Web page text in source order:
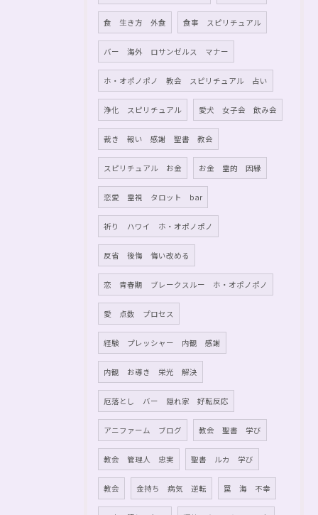
食 生き方 外食 食事 スピリチュアル
バー 海外 ロサンゼルス マナー
ホ・オポノポノ 教会 スピリチュアル 占い
浄化 スピリチュアル 愛犬 女子会 飲み会
裁き 報い 感謝 聖書 教会
スピリチュアル お金 お金 霊的 因縁
恋愛 霊視 タロット bar
祈り ハワイ ホ・オポノポノ
反省 後悔 悔い改める
恋 青春期 ブレークスルー ホ・オポノポノ
愛 点数 プロセス
経験 プレッシャー 内観 感謝
内観 お導き 栄光 解決
厄落とし バー 隠れ家 好転反応
アニファーム ブログ 教会 聖書 学び
教会 管理人 忠実 聖書 ルカ 学び
教会 金持ち 病気 逆転 罠 海 不幸